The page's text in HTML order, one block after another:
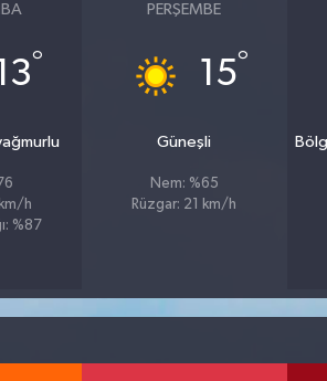
°
h
%87
PERŞEMBE
15°
Güneşli
Nem: %65
Rüzgar: 21 km/h